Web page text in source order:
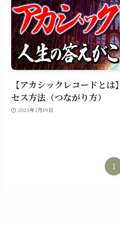
【アカシックレコードと
セス方法（つながり方）
2023年2月19日
1